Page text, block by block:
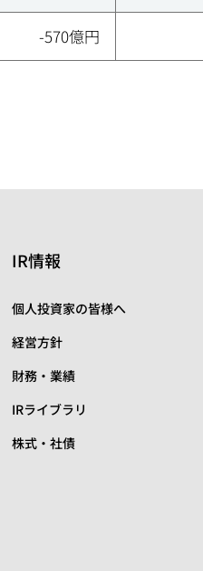
-570億円
IR情報
個人投資家の皆様へ
経営方針
財務・業績
IRライブラリ
株式・社債